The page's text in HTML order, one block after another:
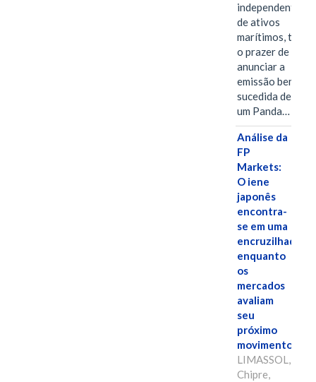
independentes
de ativos
marítimos, tem
o prazer de
anunciar a
emissão bem-
sucedida de
um Panda…
Análise da
FP
Markets:
O iene
japonês
encontra-
se em uma
encruzilhada
enquanto
os
mercados
avaliam
seu
próximo
movimento.
LIMASSOL,
Chipre,